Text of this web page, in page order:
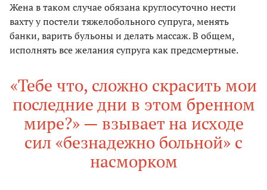
Жена в таком случае обязана круглосуточно нести
вахту у постели тяжелобольного супруга, менять
банки, варить бульоны и делать массаж. В общем,
исполнять все желания супруга как предсмертные.
«Тебе что, сложно скрасить мои
последние дни в этом бренном
мире?» — взывает на исходе
сил «безнадежно больной» с
насморком